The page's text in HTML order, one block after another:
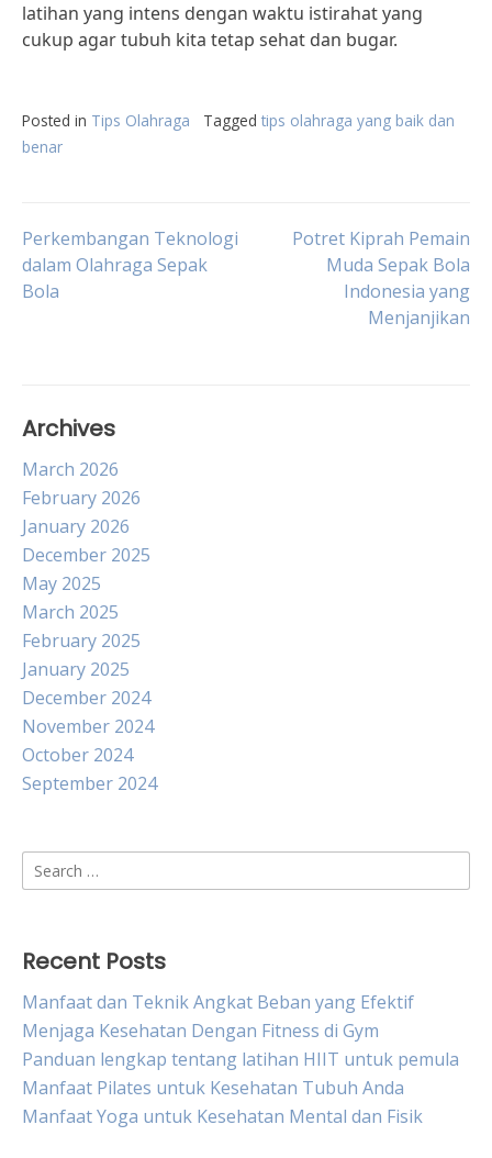
latihan yang intens dengan waktu istirahat yang
cukup agar tubuh kita tetap sehat dan bugar.
Posted in Tips Olahraga Tagged tips olahraga yang baik dan
benar
Post
navigation
Perkembangan Teknologi
dalam Olahraga Sepak
Bola
Potret Kiprah Pemain
Muda Sepak Bola
Indonesia yang
Menjanjikan
Archives
March 2026
February 2026
January 2026
December 2025
May 2025
March 2025
February 2025
January 2025
December 2024
November 2024
October 2024
September 2024
Search
for:
Recent Posts
Manfaat dan Teknik Angkat Beban yang Efektif
Menjaga Kesehatan Dengan Fitness di Gym
Panduan lengkap tentang latihan HIIT untuk pemula
Manfaat Pilates untuk Kesehatan Tubuh Anda
Manfaat Yoga untuk Kesehatan Mental dan Fisik